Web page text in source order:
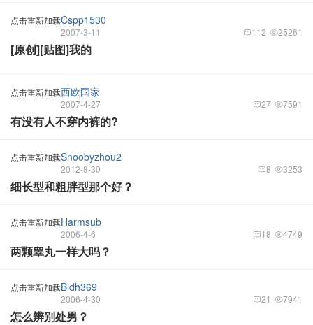
点击重新加载Cspp1530
2007-3-11 25261
112
[原创][贴图]我的
点击重新加载西欧国家
2007-4-27 7591
27
有没有人不穿内裤的?
点击重新加载Snoobyzhou2
2012-8-30 3253
8
细长型和粗胖型那个好？
点击重新加载Harmsub
2006-4-6 4749
18
两颗睾丸一样大吗？
点击重新加载Bldh369
2006-4-30 7941
21
怎么辨别处男？